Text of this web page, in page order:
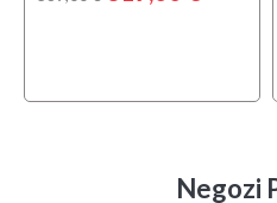
Negozi